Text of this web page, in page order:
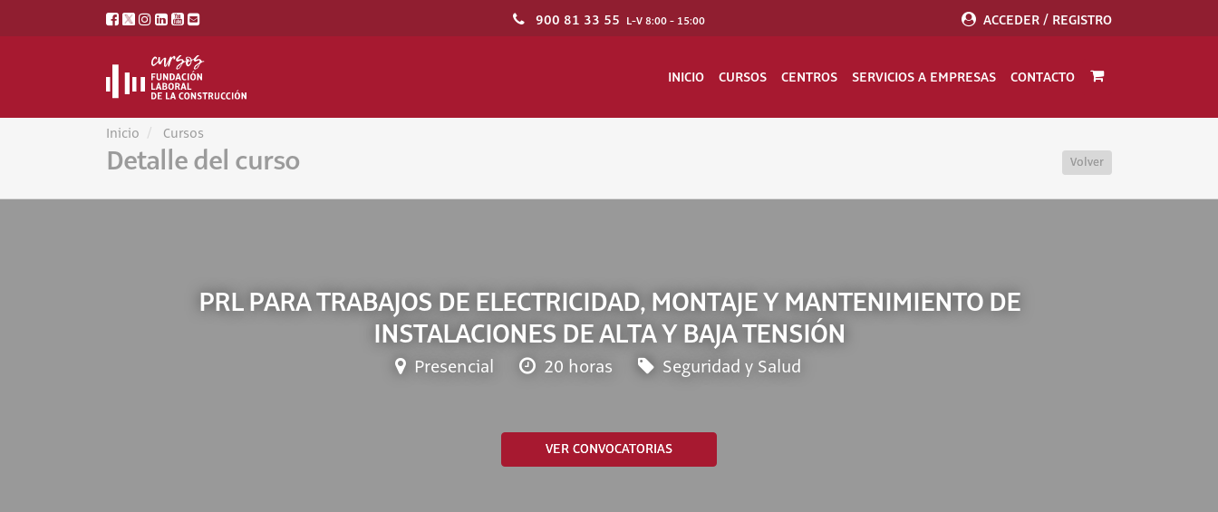
900 81 33 55 L-V 8:00 - 15:00 ACCEDER / REGISTRO
INICIO CURSOS CENTROS SERVICIOS A EMPRESAS CONTACTO
Inicio Cursos
Detalle del curso Volver
PRL PARA TRABAJOS DE ELECTRICIDAD, MONTAJE Y MANTENIMIENTO DE
INSTALACIONES DE ALTA Y BAJA TENSIÓN
Presencial 20 horas Seguridad y Salud
VER CONVOCATORIAS